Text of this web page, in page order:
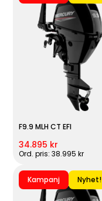
F9.9 MLH CT EFI
34.895 kr
Ord. pris: 38.995 kr
Kampanj Nyhet!